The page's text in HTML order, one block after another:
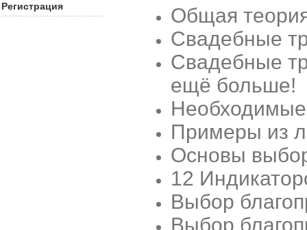
Общая
Свадебные
Свадебные
ещё больше!
Примеры из
Основы
12
Выбор
Выбор
Регистрация